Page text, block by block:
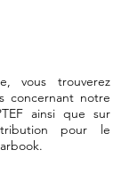
vous trouverez
concernant notre
ainsi que sur
pour le